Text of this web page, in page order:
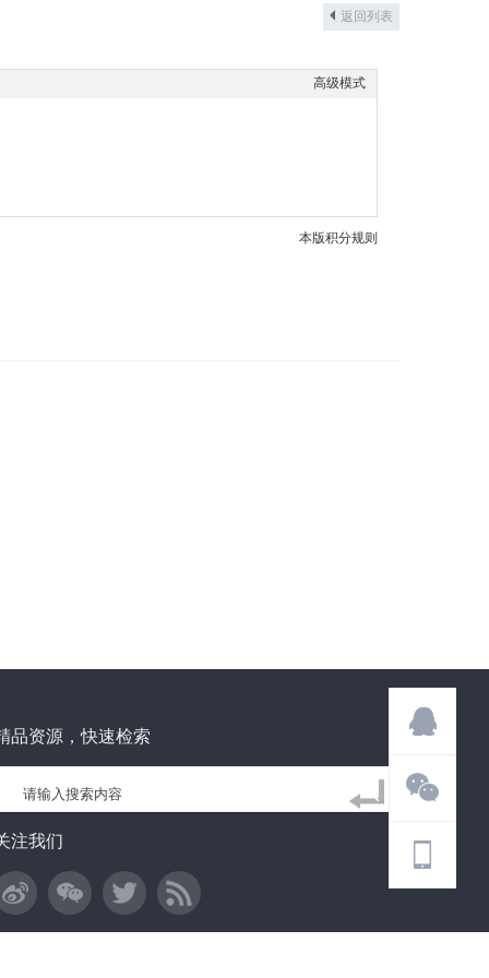
返回列表
高级模式
本版积分规则
品资源，快速检索
注我们